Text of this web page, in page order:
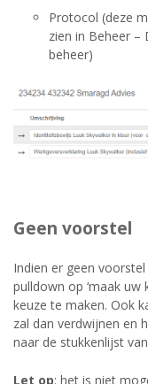
Protocol (deze
zien in Beheer
beheer)
Geen voorstel
Indien er geen
pulldown op ‘maak uw
keuze te maken. Ook
zal dan verdwijnen en
naar de stukkenlijst
Let op: het is niet